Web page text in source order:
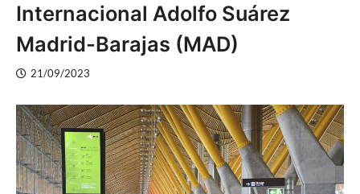
Internacional Adolfo Suárez
Madrid-Barajas (MAD)
21/09/2023